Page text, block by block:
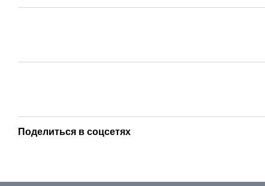
Поделиться в соцсетях